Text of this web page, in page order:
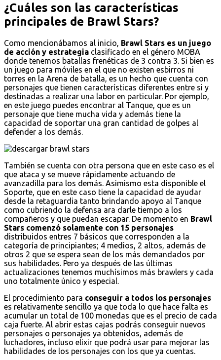
¿Cuáles son las características
principales de Brawl Stars?
Como mencionábamos al inicio, Brawl Stars es un juego
de acción y estrategia clasificado en el género MOBA
donde tenemos batallas frenéticas de 3 contra 3. Si bien es
un juego para móviles en el que no existen esbirros ni
torres en la Arena de batalla, es un hecho que cuenta con
personajes que tienen características diferentes entre si y
destinadas a realizar una labor en particular. Por ejemplo,
en este juego puedes encontrar al Tanque, que es un
personaje que tiene mucha vida y además tiene la
capacidad de soportar una gran cantidad de golpes al
defender a los demás.
También se cuenta con otra persona que en este caso es el
que ataca y se mueve rápidamente actuando de
avanzadilla para los demás. Asimismo esta disponible el
Soporte, que en este caso tiene la capacidad de ayudar
desde la retaguardia tanto brindando apoyo al Tanque
como cubriendo la defensa ara darle tiempo a los
compañeros y que puedan escapar. De momento en Brawl
Stars comenzó solamente con 15 personajes
distribuidos entres 7 básicos que corresponden a la
categoría de principiantes; 4 medios, 2 altos, además de
otros 2 que se espera sean de los más demandados por
sus habilidades. Pero ya después de las últimas
actualizaciones tenemos muchísimos más brawlers y cada
uno totalmente único y especial.
El procedimiento para conseguir a todos los personajes
es relativamente sencillo ya que toda lo que hace falta es
acumular un total de 100 monedas que es el precio de cada
caja fuerte. Al abrir estas cajas podrás conseguir nuevos
personajes o personajes ya obtenidos, además de
luchadores, incluso elixir que podrá usar para mejorar las
habilidades de los personajes con los que ya cuentas.